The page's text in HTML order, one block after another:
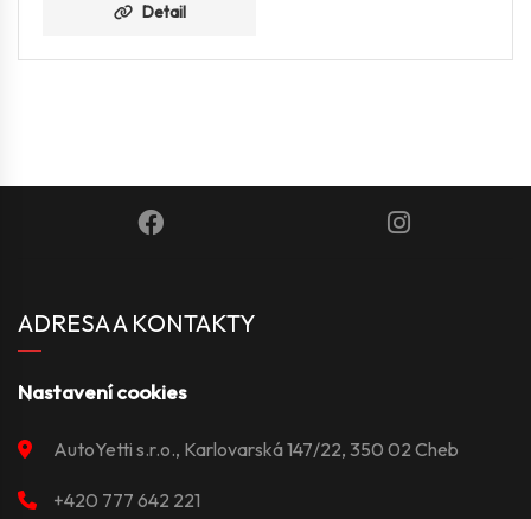
Detail
ADRESA A KONTAKTY
Nastavení cookies
AutoYetti s.r.o., Karlovarská 147/22, 350 02 Cheb
+420 777 642 221